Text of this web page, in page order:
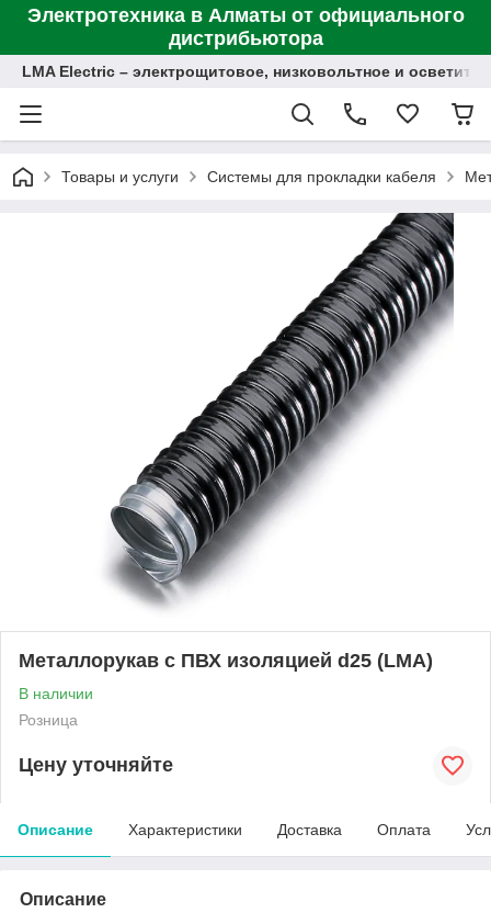
Электротехника в Алматы от официального
дистрибьютора
LMA Electric – электрощитовое, низковольтное и
Товары и услуги Системы для прокладки кабеля
Металлорукав с ПВХ изоляцией d25 (LMA)
В наличии
Розница
Цену уточняйте
Описание Характеристики Доставка Оплата
Описание